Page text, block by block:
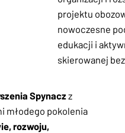
projektu
nowoczesne
edukacji i
skierowanej
Spynaczz
młodego pokolenia
rozwoju,